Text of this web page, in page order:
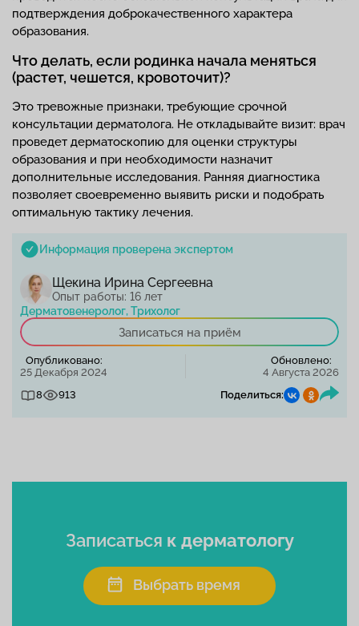
подтверждения доброкачественного характера
образования.
Что делать, если родинка начала меняться
(растет, чешется, кровоточит)?
Это тревожные признаки, требующие срочной
консультации дерматолога. Не откладывайте визит: врач
проведет дерматоскопию для оценки структуры
образования и при необходимости назначит
дополнительные исследования. Ранняя диагностика
позволяет своевременно выявить риски и подобрать
оптимальную тактику лечения.
Информация проверена экспертом
Щекина Ирина Сергеевна
Опыт работы: 16 лет
Дерматовенеролог, Трихолог
Записаться на приём
Опубликовано:
25 Декабря 2024
Обновлено:
4 Августа 2026
8
913 Поделиться:
Записаться к дерматологу
Выбрать время